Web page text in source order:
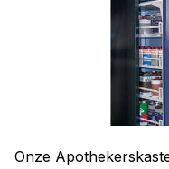
Onze